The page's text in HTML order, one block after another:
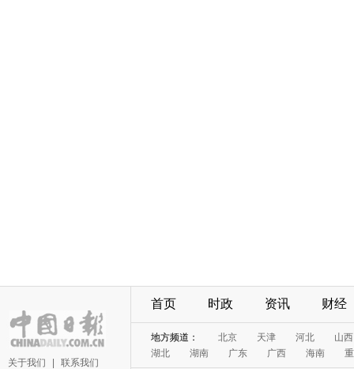
关于我们 联系我们
首页 时政 资讯 财经
地方频道： 北京 天津 河北
山西
湖北
湖南 广东 广西 海南